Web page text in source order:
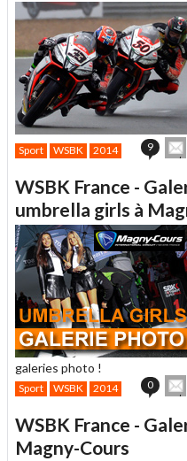
Sport WSBK 2014 9
cet
à
un
ami
WSBK France -
umbrella girls à
galeries photo !
Sport WSBK 2014 0
cet
à
WSBK France -
Magny-Cours